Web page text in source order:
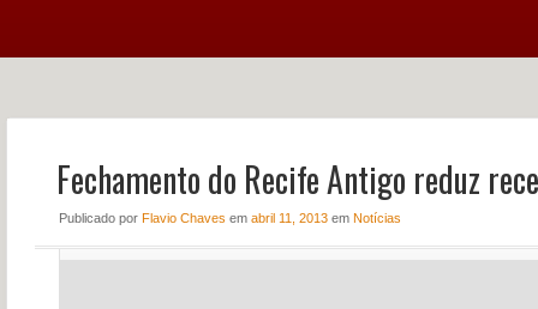
NOTÍCIAS PERFIL
CONTATO
Fechamento do Recife Antigo reduz
Publicado por Flavio Chaves em abril 11, 2013em Notícias